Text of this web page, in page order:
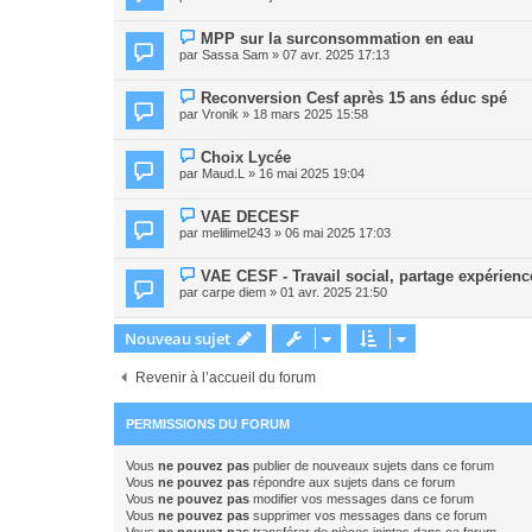
MPP sur la surconsommation en eau
par Sassa Sam » 07 avr. 2025 17:13
Reconversion Cesf après 15 ans éduc spé
par Vronik » 18 mars 2025 15:58
Choix Lycée
par Maud.L » 16 mai 2025 19:04
VAE DECESF
par melilimel243 » 06 mai 2025 17:03
VAE CESF - Travail social, partage
par carpe diem » 01 avr. 2025 21:50
Nouveau sujet
Revenir à l’accueil du forum
PERMISSIONS DU FORUM
Vous ne pouvez pas publier de nouveaux sujets dans ce forum
Vous ne pouvez pas répondre aux sujets dans ce forum
Vous ne pouvez pas modifier vos messages dans ce forum
Vous ne pouvez pas supprimer vos messages dans ce forum